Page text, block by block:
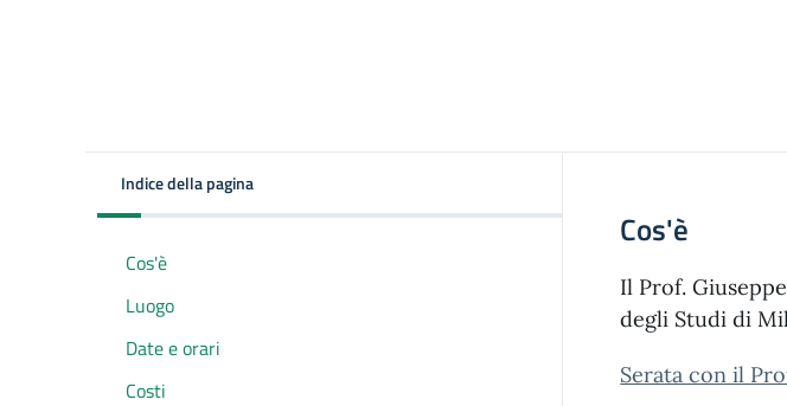
Indice della pagina
Cos'è
Luogo
Date e orari
Costi
Cos'è
Il Prof.
degli Studi di
Serata con il